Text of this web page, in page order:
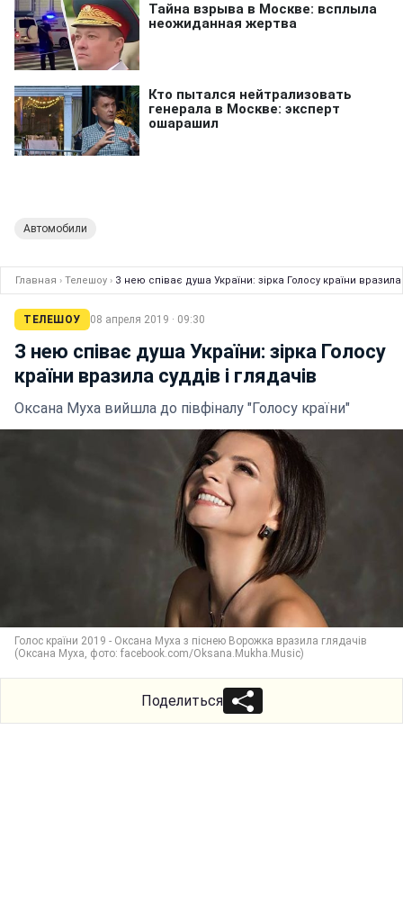
Автомобили
Главная › Телешоу › З нею співає душа України: зірка Голосу країни вразила
ТЕЛЕШОУ 08 апреля 2019 · 09:30
З нею співає душа України: зірка Голосу
країни вразила суддів і глядачів
Оксана Муха вийшла до півфіналу "Голосу країни"
Голос країни 2019 - Оксана Муха з піснею Ворожка вразила глядачів
(Оксана Муха, фото: facebook.com/Oksana.Mukha.Music)
Поделиться